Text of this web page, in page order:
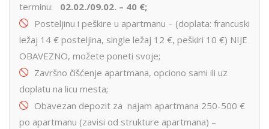
terminu:
02.02./09.02. – 40 €;
Posteljinu i peškire u apartmanu – (doplata: francuski
ležaj 14 € posteljina, single ležaj 12 €, peškiri 10 €) NIJE
OBAVEZNO, možete poneti svoje;
Završno čišćenje apartmana, opciono sami ili uz
doplatu na licu mesta;
Obavezan depozit za najam apartmana 250-500 €
po apartmanu (zavisi od strukture apartmana) –